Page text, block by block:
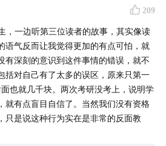
的故事：它可以是关于买房，也
、租房、续租、退租、装修，或者
？这个决定背后，有哪些现实压
系里的分歧，或者你自己心态上的
后，你的生活有什么不一样？
，或者正在经历这样的变化，都欢
209
，一边听第三位读者的故事，其实像读
语气反而让我觉得更加的有点可怕，就
有深刻的意识到这件事情的错误，就不
括对自己有了太多的误区，原来只第一
也就几千块。两次考研没考上，说明学
就有点盲目自信了。当然我们没有资格
只是说这种行为实在是非常的反面教